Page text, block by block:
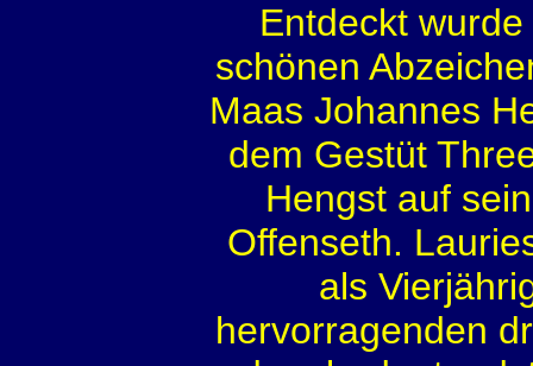
Entdeckt
schönen
Maas Johannes
dem Gestüt
Hengst auf
Offenseth.
als
hervorragenden